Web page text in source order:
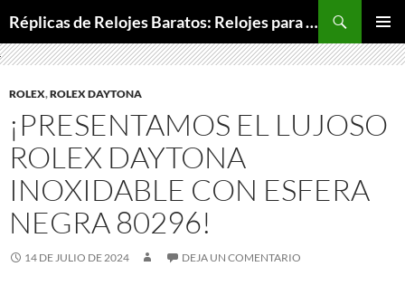
Réplicas de Relojes Baratos: Relojes para Todos los Bolsillos, Relojes de Lujo a Precios Bajos
MENÚ
AL
ROLEX,ROLEX DAYTONA
¡PRESENTAMOS EL LUJOSO
ROLEX DAYTONA
INOXIDABLE CON ESFERA
NEGRA 80296!
14 DE JULIO DE 2024 DEJA UN COMENTARIO